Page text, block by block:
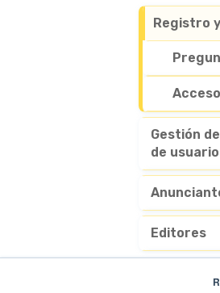
Registro
Gestión
de usuario
medios
Editores